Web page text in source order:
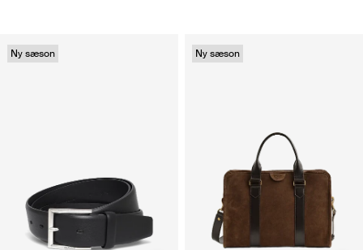
Ny sæson Ny sæson